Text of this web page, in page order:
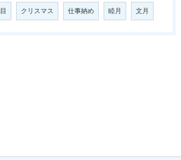
クリスマス 仕事納め 睦月 文月